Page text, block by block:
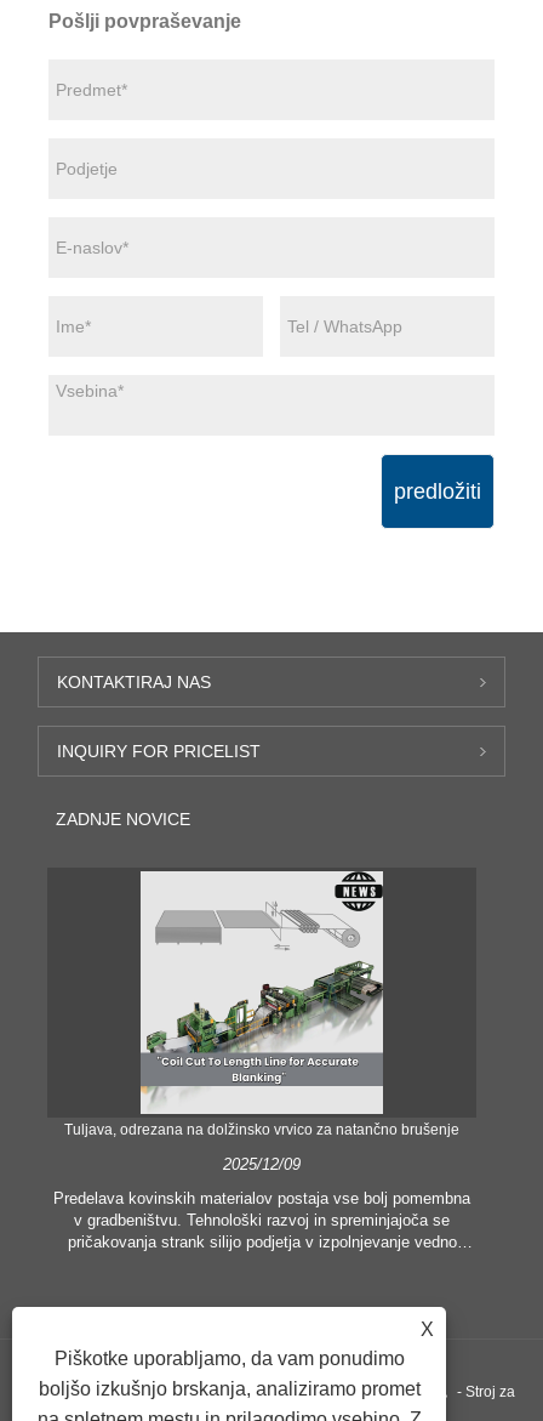
Pošlji povpraševanje
predložiti
KONTAKTIRAJ NAS
INQUIRY FOR PRICELIST
ZADNJE NOVICE
Tuljava, odrezana na dolžinsko vrvico za natančno brušenje
2025/12/09
Predelava kovinskih materialov postaja vse bolj pomembna
v gradbeništvu. Tehnološki razvoj in spreminjajoča se
pričakovanja strank silijo podjetja v izpolnjevanje vedno
zadovoljevanje potreb sodobne industrije, zlasti v iskanju
velike natančnosti in učinkovitosti. Zato se je linija za
rezanje tuljav na dolžino pojavila kot oprema za obdelavo
tuljav.
Copyright ©GUANGZHOU KINGREAL MACHINERY CO., LTD.， - Stroj za
X
Piškotke uporabljamo, da vam ponudimo
boljšo izkušnjo brskanja, analiziramo promet